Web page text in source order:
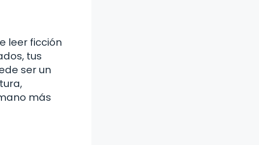
leer ficción
tus
ser un
más